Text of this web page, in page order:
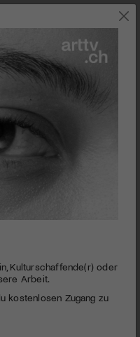
lässt ambivalente
Kulturschaffende(r) oder
Arbeit.
kostenlosen Zugang zu